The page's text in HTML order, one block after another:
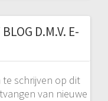
D.M.V. E-
te schrijven op dit
van nieuwe